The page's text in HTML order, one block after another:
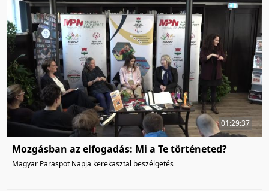
01:29:37
Mozgásban az elfogadás: Mi a Te történeted?
Magyar Paraspot Napja kerekasztal beszélgetés